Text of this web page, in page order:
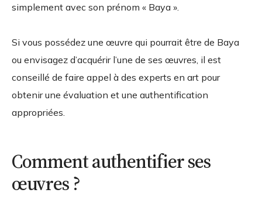
simplement avec son prénom « Baya ».
Si vous possédez une œuvre qui pourrait être de Baya
ou envisagez d’acquérir l’une de ses œuvres, il est
conseillé de faire appel à des experts en art pour
obtenir une évaluation et une authentification
appropriées.
Comment authentifier ses
œuvres ?